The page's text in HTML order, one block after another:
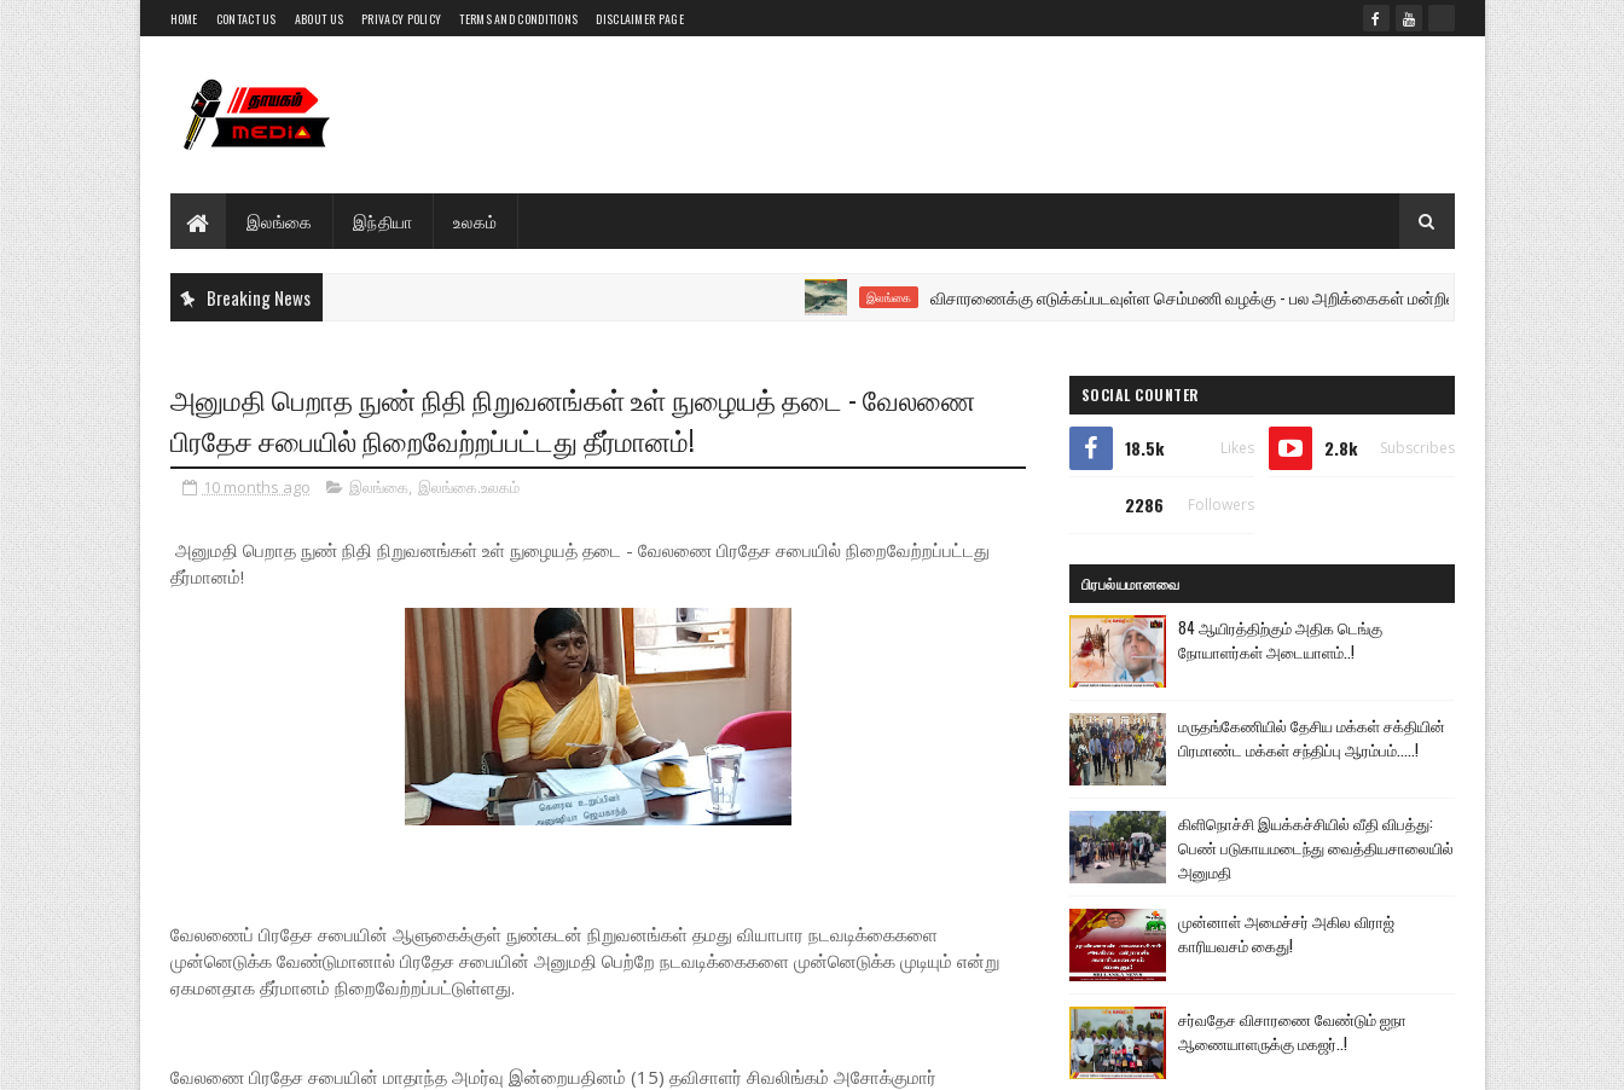
HOME CONTACT US ABOUT US PRIVACY POLICY TERMS AND CONDITIONS DISCLAIMER PAGE
இலங்கை இந்தியா உலகம்
Breaking News இலங்கை விசாரணைக்கு எடுக்கப்படவுள்ள செம்மணி வழக்கு - பல அறிக்கைகள் மன்றில் சமர்ப்பிக்கப்படலாம்..!
அனுமதி பெறாத நுண் நிதி நிறுவனங்கள் உள் நுழையத் தடை - வேலணை
பிரதேச சபையில் நிறைவேற்றப்பட்டது தீர்மானம்!
10 months ago இலங்கை, இலங்கை.உலகம்
அனுமதி பெறாத நுண் நிதி நிறுவனங்கள் உள் நுழையத் தடை - வேலணை பிரதேச சபையில் நிறைவேற்றப்பட்டது
தீர்மானம்!
வேலணைப் பிரதேச சபையின் ஆளுகைக்குள் நுண்கடன் நிறுவனங்கள் தமது வியாபார நடவடிக்கைகளை
முன்னெடுக்க வேண்டுமானால் பிரதேச சபையின் அனுமதி பெற்றே நடவடிக்கைகளை முன்னெடுக்க முடியும் என்று
ஏகமனதாக தீர்மானம் நிறைவேற்றப்பட்டுள்ளது.
வேலணை பிரதேச சபையின் மாதாந்த அமர்வு இன்றையதினம் (15) தவிசாளர் சிவலிங்கம் அசோக்குமார்
SOCIAL COUNTER
18.5k Likes 2.8k Subscribes
2286 Followers
பிரபல்யமானவை
84 ஆயிரத்திற்கும் அதிக டெங்கு
நோயாளர்கள் அடையாளம்..!
மருதங்கேணியில் தேசிய மக்கள் சக்தியின்
பிரமாண்ட மக்கள் சந்திப்பு ஆரம்பம்.....!
கிளிநொச்சி இயக்கச்சியில் வீதி விபத்து:
பெண் படுகாயமடைந்து வைத்தியசாலையில்
அனுமதி
முன்னாள் அமைச்சர் அகில விராஜ்
காரியவசம் கைது!
சர்வதேச விசாரணை வேண்டும் ஐநா
ஆணையாளருக்கு மகஜர்..!